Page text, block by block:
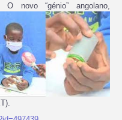
O novo “génio” angolano,